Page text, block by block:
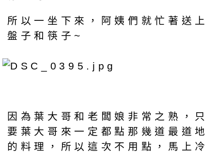
所以一坐下來，阿姨們就忙著送上
盤子和筷子~
因為葉大哥和老闆娘非常之熟，只
要葉大哥來一定都點那幾道最道地
的料理，所以這次不用點，馬上冷